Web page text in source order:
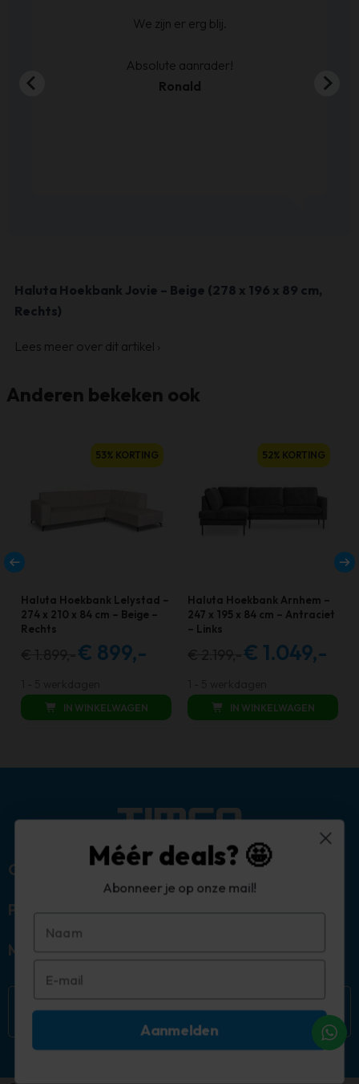
We zijn er erg blij.
Absolute aanrader!
Ronald
Haluta Hoekbank Jovie – Beige (278 x 196 x 89 cm,
Rechts)
Lees meer over dit artikel ›
Anderen bekeken ook
Haluta Hoekbank Lelystad –
274 x 210 x 84 cm – Beige –
Rechts
Oorspronkelijke
was:
€ 1.899,00.
€ 899,-
is:
€ 899,00.
53% KORTING
IN WINKELWAGEN
Haluta Hoekbank Arnhem –
247 x 195 x 84 cm – Antraciet
– Links
Oorspronkelijke
was:
€ 2.199,00.
€ 1.049,-
is:
€
52% KORTING
IN WINKELWAGEN
Over ons
Populaire categorieën
Mijn account
Méér deals? 🤩
Abonneer je op onze mail!
Aanmelden